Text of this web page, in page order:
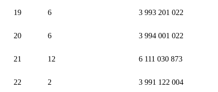
19 6 3 993 201 022
20 6 3 994 001 022
21 12 6 111 030 873
22 2 3 991 122 004